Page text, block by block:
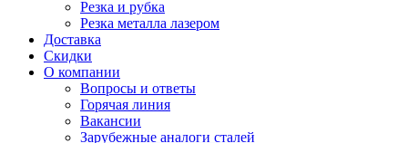
Резка и рубка
Резка металла лазером
Доставка
Скидки
О компании
Вопросы и ответы
Горячая линия
Вакансии
Зарубежные аналоги сталей